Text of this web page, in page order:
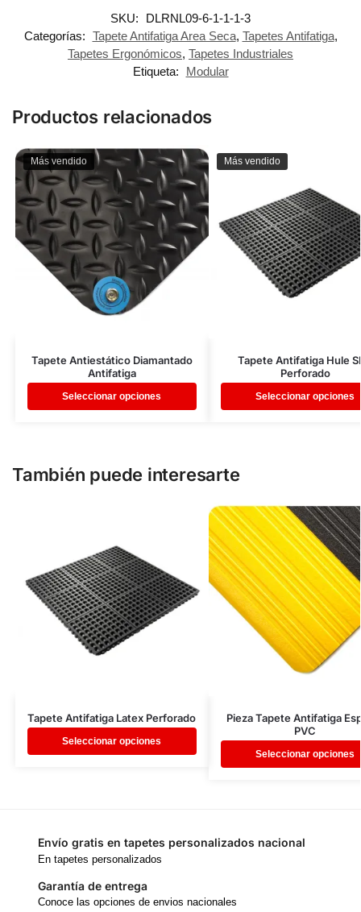
SKU:
DLRNL09-6-1-1-1-3
Categorías: Tapete Antifatiga Area Seca, Tapetes Antifatiga,
Tapetes Ergonómicos, Tapetes Industriales
Etiqueta:
Modular
Productos relacionados
Más vendido
Tapete Antiestático Diamantado
Antifatiga
Seleccionar opciones
Más vendido
Tapete Antifatiga Hule
Perforado
Seleccionar opciones
También puede interesarte
Tapete Antifatiga Latex Perforado
Seleccionar opciones
Pieza Tapete Antifatiga
PVC
Seleccionar opciones
Envío gratis en tapetes personalizados nacional
En tapetes personalizados
Garantía de entrega
Conoce las opciones de envios nacionales